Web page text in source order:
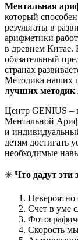
Ментальная
который
результаты в
арифметики
в древнем Китае.
обязательный
странах
Методика наших
лучших
Центр GENIUS –
Ментальной
и
детям достигать
необходимые
✳️ Что дадут
Невероятно
Счет в уме
Скорость